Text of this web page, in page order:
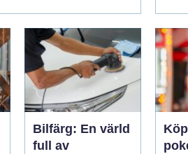
Bilfärg: En värld
full av